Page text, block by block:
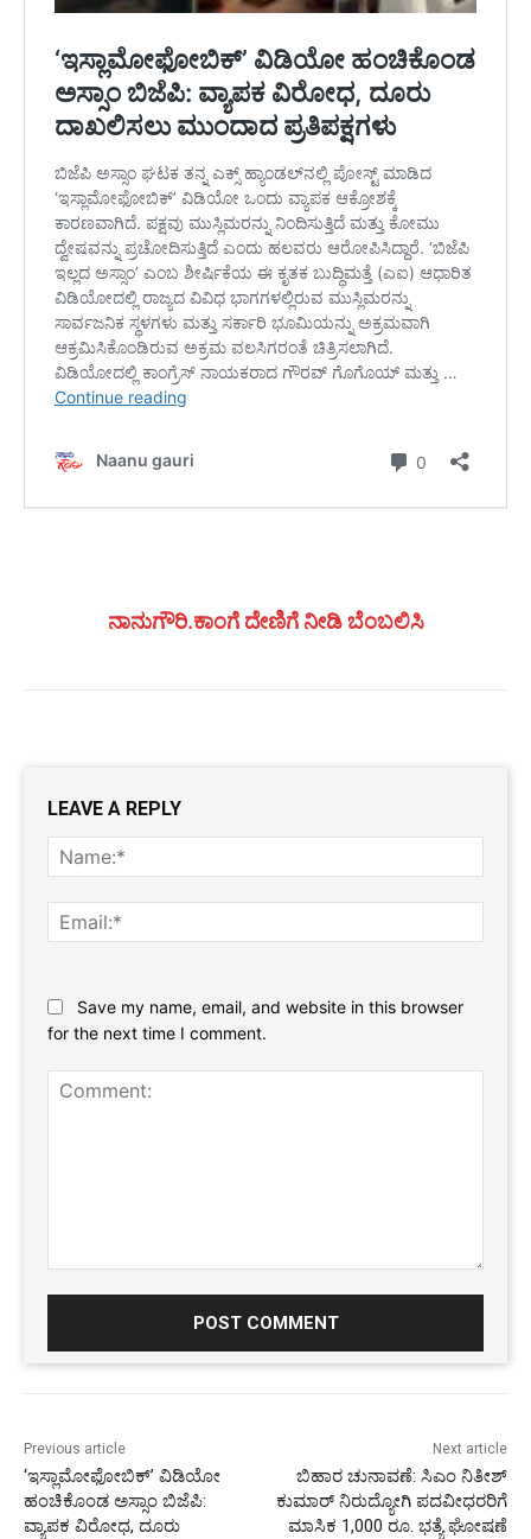
ನಾನುಗೌರಿ.ಕಾಂಗೆ ದೇಣಿಗೆ ನೀಡಿ ಬೆಂಬಲಿಸಿ
LEAVE A REPLY
Save my name, email, and website in this browser
for the next time I comment.
Previous article
‘ಇಸ್ಲಾಮೋಫೋಬಿಕ್’ ವಿಡಿಯೋ
ಹಂಚಿಕೊಂಡ ಅಸ್ಸಾಂ ಬಿಜೆಪಿ:
ವ್ಯಾಪಕ ವಿರೋಧ, ದೂರು
Next article
ಬಿಹಾರ ಚುನಾವಣೆ: ಸಿಎಂ ನಿತೀಶ್
ಕುಮಾರ್ ನಿರುದ್ಯೋಗಿ ಪದವೀಧರರಿಗೆ
ಮಾಸಿಕ 1,000 ರೂ. ಭತ್ಯೆ ಘೋಷಣೆ